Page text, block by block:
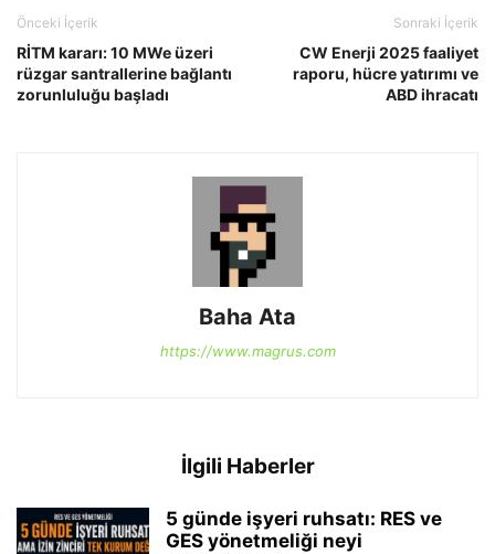
Önceki İçerik
RİTM kararı: 10 MWe üzeri
rüzgar santrallerine bağlantı
zorunluluğu başladı
Sonraki İçerik
CW Enerji 2025 faaliyet
raporu, hücre yatırımı ve
ABD ihracatı
Baha Ata
https://www.magrus.com
İlgili Haberler
5 günde işyeri ruhsatı: RES ve
GES yönetmeliği neyi